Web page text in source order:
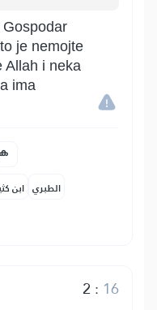
je nemojte
Allah i neka
ima
ابن الطبري
2 : 16